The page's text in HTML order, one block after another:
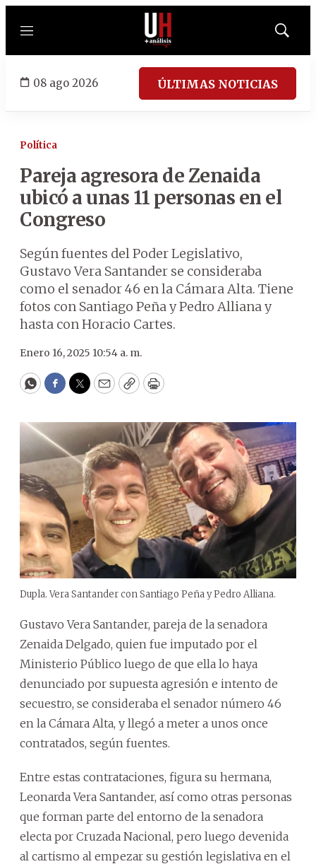
Menú
Mostrar
08 ago 2026 ÚLTIMAS NOTICIAS
Política
Pareja agresora de Zenaida
ubicó a unas 11 personas en el
Congreso
Según fuentes del Poder Legislativo,
Gustavo Vera Santander se consideraba
como el senador 46 en la Cámara Alta. Tiene
fotos con Santiago Peña y Pedro Alliana y
hasta con Horacio Cartes.
Enero 16, 2025 10:54 a. m.
WhatsApp
Facebook
Twitter
EmailCopyPrint
Dupla. Vera Santander con Santiago Peña y Pedro Alliana.
Gustavo Vera Santander, pareja de la senadora
Zenaida Delgado, quien fue imputado por el
Ministerio Público luego de que ella lo haya
denunciado por supuesta agresión e intento de
secuestro, se consideraba el senador número 46
en la Cámara Alta, y llegó a meter a unos once
contratados, según fuentes.
Entre estas contrataciones, figura su hermana,
Leonarda Vera Santander, así como otras personas
que forman parte del entorno de la senadora
electa por Cruzada Nacional, pero luego devenida
al cartismo al empezar su gestión legislativa en el